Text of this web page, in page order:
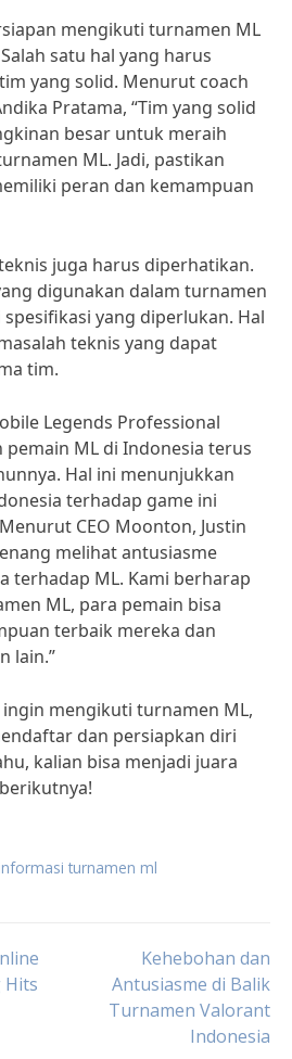
mengikuti turnamen ML
satu hal yang harus
yang solid. Menurut coach
Pratama, “Tim yang solid
besar untuk meraih
ML. Jadi, pastikan
peran dan kemampuan
juga harus diperhatikan.
digunakan dalam turnamen
yang diperlukan. Hal
teknis yang dapat
tim.
Legends Professional
pemain ML di Indonesia terus
Hal ini menunjukkan
terhadap game ini
CEO Moonton, Justin
melihat antusiasme
terhadap ML. Kami berharap
ML, para pemain bisa
terbaik mereka dan
lain.”
ingin mengikuti turnamen ML,
dan persiapkan diri
kalian bisa menjadi juara
informasi turnamen ml
Hits
Kehebohan dan
Antusiasme di Balik
Turnamen Valorant
Indonesia